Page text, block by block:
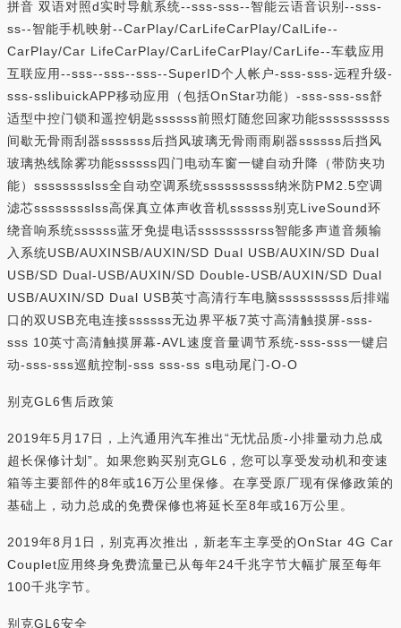
拼音 双语对照d实时导航系统--sss-sss--智能云语音识别--sss-
ss--智能手机映射--CarPlay/CarLifeCarPlay/CalLife--
CarPlay/Car LifeCarPlay/CarLifeCarPlay/CarLife--车载应用
互联应用--sss--sss--sss--SuperID个人帐户-sss-sss-远程升级-
sss-sslibuickAPP移动应用（包括OnStar功能）-sss-sss-ss舒
适型中控门锁和遥控钥匙ssssss前照灯随您回家功能ssssssssss
间歇无骨雨刮器sssssss后挡风玻璃无骨雨雨刷器ssssss后挡风
玻璃热线除雾功能ssssss四门电动车窗一键自动升降（带防夹功
能）sssssssslss全自动空调系统ssssssssss纳米防PM2.5空调
滤芯sssssssslss高保真立体声收音机ssssss别克LiveSound环
绕音响系统ssssss蓝牙免提电话ssssssssrss智能多声道音频输
入系统USB/AUXINSB/AUXIN/SD Dual USB/AUXIN/SD Dual
USB/SD Dual-USB/AUXIN/SD Double-USB/AUXIN/SD Dual
USB/AUXIN/SD Dual USB英寸高清行车电脑ssssssssss后排端
口的双USB充电连接ssssss无边界平板7英寸高清触摸屏-sss-
sss 10英寸高清触摸屏幕-AVL速度音量调节系统-sss-sss一键启
动-sss-sss巡航控制-sss sss-ss s电动尾门-O-O
别克GL6售后政策
2019年5月17日，上汽通用汽车推出“无忧品质-小排量动力总成
超长保修计划”。如果您购买别克GL6，您可以享受发动机和变速
箱等主要部件的8年或16万公里保修。在享受原厂现有保修政策的
基础上，动力总成的免费保修也将延长至8年或16万公里。
2019年8月1日，别克再次推出，新老车主享受的OnStar 4G Car
Couplet应用终身免费流量已从每年24千兆字节大幅扩展至每年
100千兆字节。
别克GL6安全